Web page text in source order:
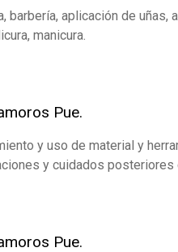
aplicación de
manicura.
Pue.
y uso de material y
y cuidados
Pue.